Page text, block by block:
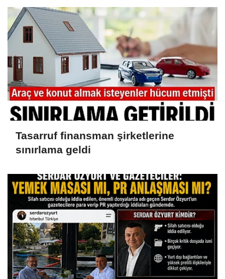
Tasarruf finansman şirketlerine
sınırlama geldi